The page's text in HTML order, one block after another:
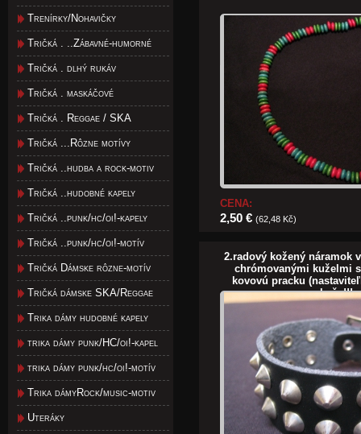
Trenírky/Nohavičky
Tričká . ..Zábavné-humorné
Tričká . dlhý rukáv
Tričká . maskáčové
Tričká . Reggae / SKA
Tričká ...Rôzne motívy
Tričká ..hudba a rock-motiv
Tričká ..hudobné kapely
Tričká ..punk/hc/oi!-kapely
Tričká ..punk/hc/oi!-motív
Tričká Dámske rôzne-motív
Tričká dámske SKA/Reggae
Trika dámy hudobné kapely
trika dámy punk/HC/oi!-kapel
trika dámy punk/hc/oi!-motív
Trika dámyRock/music-motiv
Uteráky
CENA:
2,50 € (62,48 Kč)
2.radový kožený náramok
chrómovanými kuželmi
kovovú pracku
koža!!!